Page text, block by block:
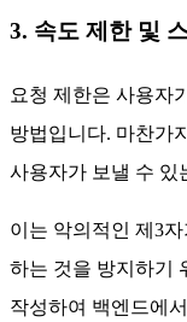
3. 속도 제한 및
요청 제한은 사용자
방법입니다. 마찬가
사용자가 보낼 수 있
이는 악의적인 제3
하는 것을 방지하기
작성하여 백엔드에